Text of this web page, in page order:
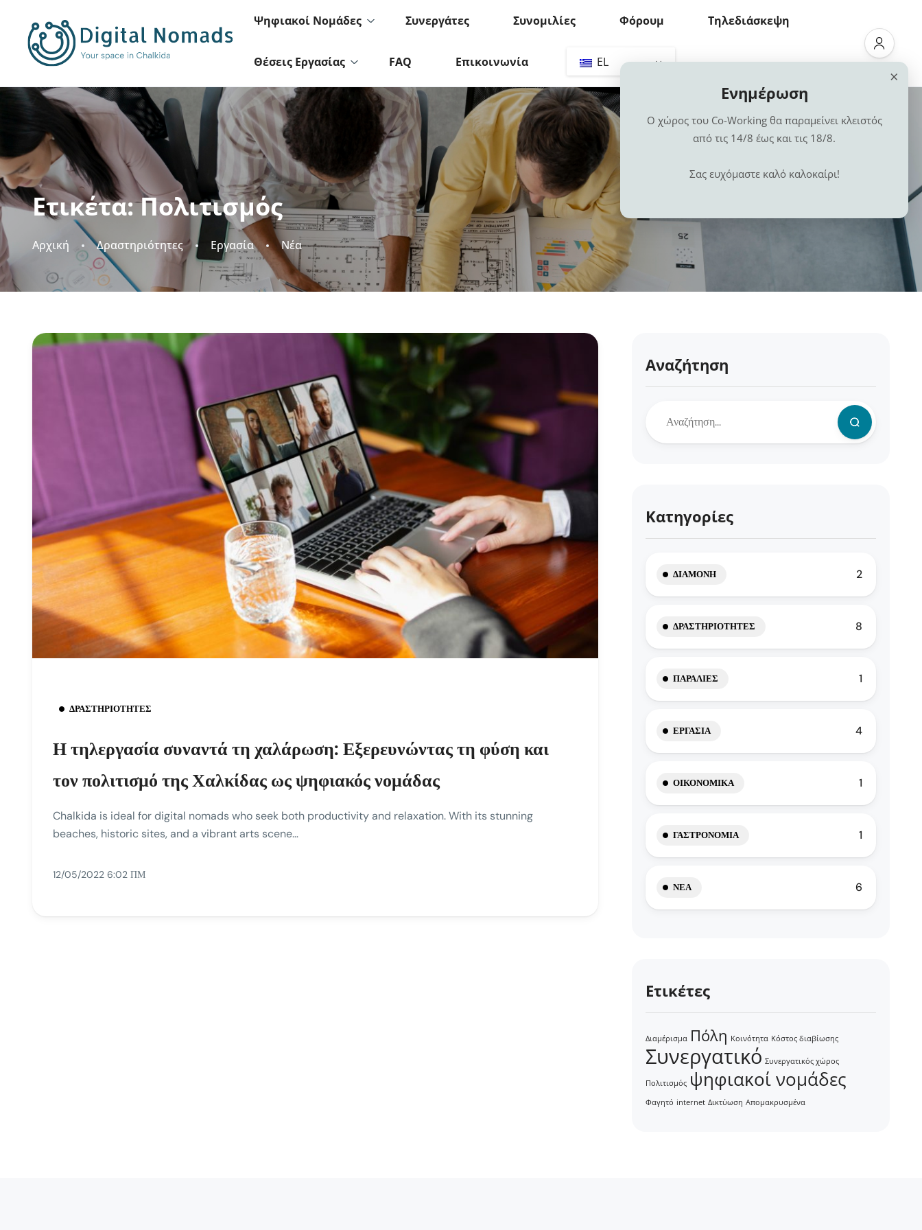
Ψηφιακοί Νομάδες Συνεργάτες Συνομιλίες Φόρουμ Τηλεδιάσκεψη
Θέσεις Εργασίας FAQ Επικοινωνία EL
Ετικέτα:Πολιτισμός
Αρχική Δραστηριότητες Εργασία Νέα
ΔΡΑΣΤΗΡΙΌΤΗΤΕΣ
Η τηλεργασία συναντά τη χαλάρωση: Εξερευνώντας τη φύση και
τον πολιτισμό της Χαλκίδας ως ψηφιακός νομάδας
Chalkida is ideal for digital nomads who seek both productivity and relaxation. With its stunning
beaches, historic sites, and a vibrant arts scene…
12/05/2022 6:02 ΠΜ
Αναζήτηση
Κατηγορίες
ΔΙΑΜΟΝΉ 2
ΔΡΑΣΤΗΡΙΌΤΗΤΕΣ 8
ΠΑΡΑΛΊΕΣ 1
ΕΡΓΑΣΊΑ 4
ΟΙΚΟΝΟΜΙΚΆ 1
ΓΑΣΤΡΟΝΟΜΊΑ 1
ΝΈΑ 6
Ετικέτες
Διαμέρισμα Πόλη Κοινότητα Κόστος διαβίωσης
Συνεργατικό Συνεργατικός χώρος
Πολιτισμός ψηφιακοί νομάδες
Φαγητό internet Δικτύωση Απομακρυσμένα
×
Ενημέρωση
Ο χώρος του Co-Working θα παραμείνει κλειστός
από τις 14/8 έως και τις 18/8.
Σας ευχόμαστε καλό καλοκαίρι!